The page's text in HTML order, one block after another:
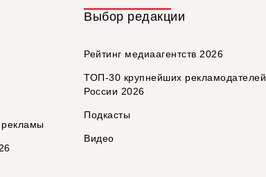
Выбор редакции
Рейтинг медиаагентств 2026
ТОП-30 крупнейших рекламодателей
России 2026
Подкасты
Видео